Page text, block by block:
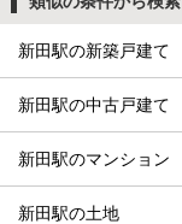
新田駅の新築戸建て
新田駅の中古戸建て
新田駅のマンション
新田駅の土地